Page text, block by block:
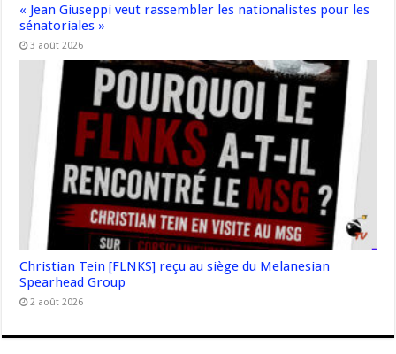
« Jean Giuseppi veut rassembler les nationalistes pour les
sénatoriales »
3 août 2026
Christian Tein [FLNKS] reçu au siège du Melanesian
Spearhead Group
2 août 2026